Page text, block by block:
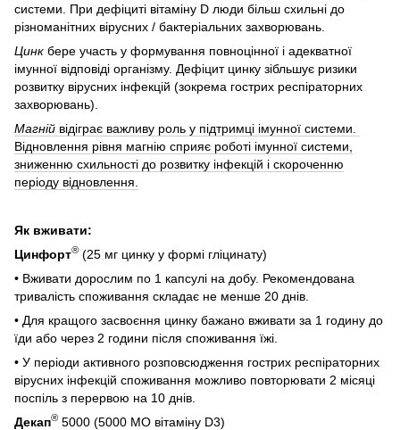
системи. При дефіциті вітаміну D люди більш схильні до
різноманітних вірусних / бактеріальних захворювань.
Цинк бере участь у формування повноцінної і адекватної
імунної відповіді організму. Дефіцит цинку зібльшує ризики
розвитку вірусних інфекцій (зокрема гострих респіраторних
захворювань).
Магній відіграє важливу роль у підтримці імунної системи.
Відновлення рівня магнію сприяє роботі імунної системи,
зниженню схильності до розвитку інфекцій і скороченню
періоду відновлення.
Як вживати:
Цинфорт® (25 мг цинку у формі гліцинату)
• Вживати дорослим по 1 капсулі на добу. Рекомендована
тривалість споживання складає не менше 20 днів.
• Для кращого засвоєння цинку бажано вживати за 1 годину до
їди або через 2 години після споживання їжі.
• У періоди активного розповсюдження гострих респіраторних
вірусних інфекцій споживання можливо повторювати 2 місяці
поспіль з перервою на 10 днів.
Декап® 5000 (5000 МО вітаміну D3)